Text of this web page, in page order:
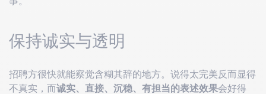
保持诚实与透明
招聘方很快就能察觉含糊其辞的地方。说得太完美反而显得
不真实，而诚实、直接、沉稳、有担当的表述效果会好得